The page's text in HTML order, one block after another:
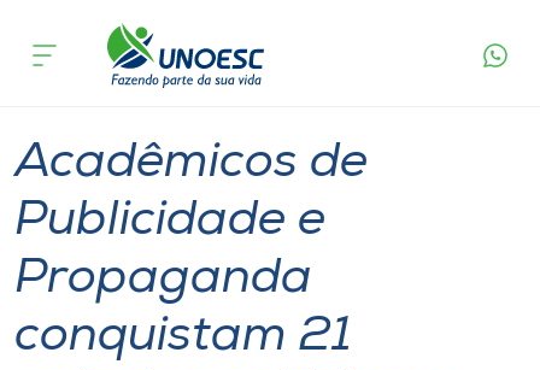
Cursos
Pesquisa
Atendimento ao Estudante
Portal de Ensino
acontece
Acadêmicos de
Publicidade e
Propaganda
conquistam 21